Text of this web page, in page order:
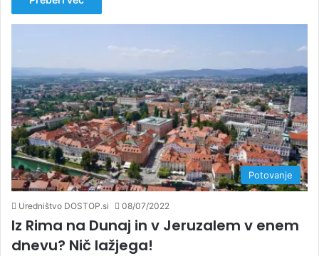
Potovanje
Uredništvo DOSTOP.si 08/07/2022
Iz Rima na Dunaj in v Jeruzalem v enem
dnevu? Nič lažjega!